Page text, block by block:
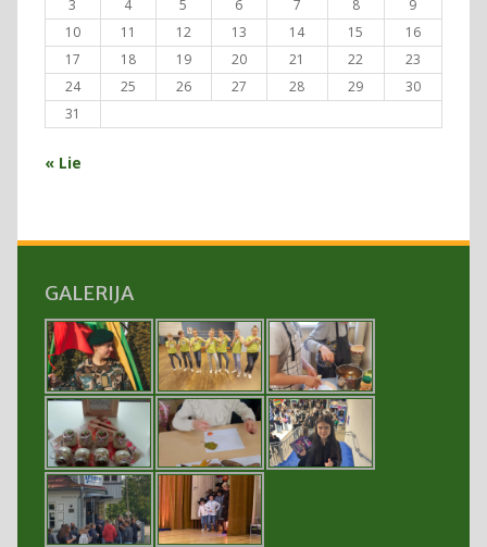
3
4 5 6 7 8
9
10
11 12 13 14 15
16
17
18 19 20 21 22
23
24
25 26 27 28 29
30
31
« Lie
GALERIJA